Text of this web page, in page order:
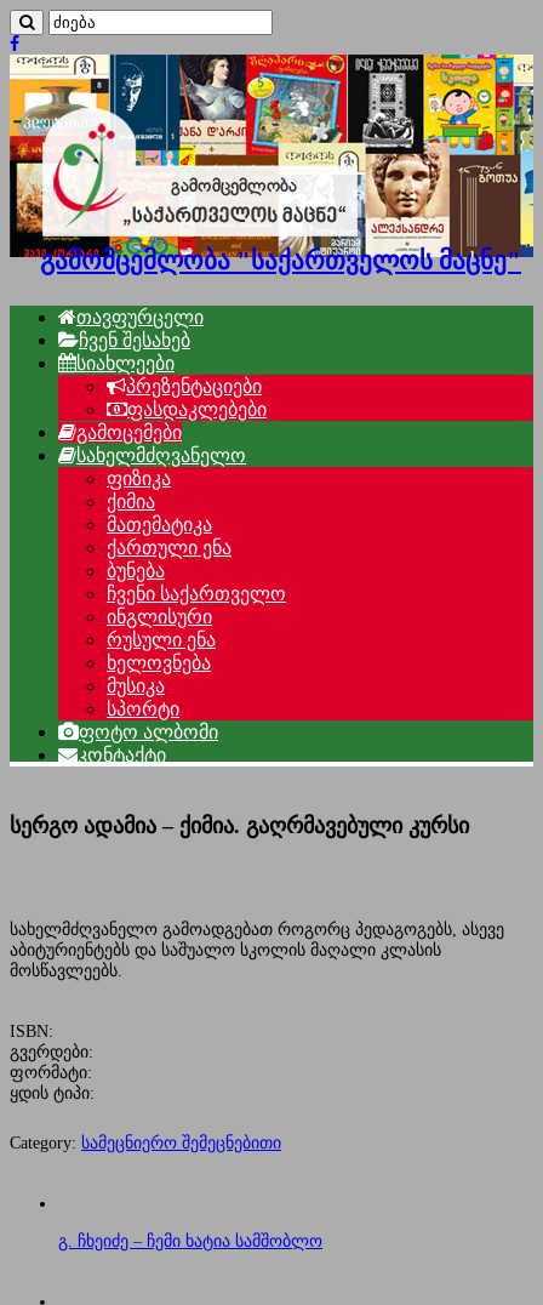
გამომცემლობა "საქართველოს მაცნე"
თავფურცელი
ჩვენ შესახებ
სიახლეები
პრეზენტაციები
ფასდაკლებები
გამოცემები
სახელმძღვანელო
ფიზიკა
ქიმია
მათემატიკა
ქართული ენა
ბუნება
ჩვენი საქართველო
ინგლისური
რუსული ენა
ხელოვნება
მუსიკა
სპორტი
ფოტო ალბომი
კონტაქტი
სერგო ადამია – ქიმია. გაღრმავებული კურსი
სახელმძღვანელო გამოადგებათ როგორც პედაგოგებს, ასევე
აბიტურიენტებს და საშუალო სკოლის მაღალი კლასის
მოსწავლეებს.
ISBN:
გვერდები:
ფორმატი:
ყდის ტიპი:
Category: სამეცნიერო შემეცნებითი
გ. ჩხეიძე – ჩემი ხატია სამშობლო